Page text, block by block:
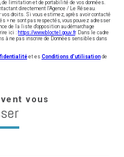
de limitation et de portabilité de vos données.
directement l’Agence / Le Réseau.
vos droits. Si vous estimez, après avoir contacté
» ne sont pas respectés, vous pouvez adresser
de la liste d'opposition au démarchage
ici :https://www.bloctel.gouv.fr. Dans le cadre
à ne pas inscrire de Données sensibles dans
et es Conditions d'utilisation de
vous